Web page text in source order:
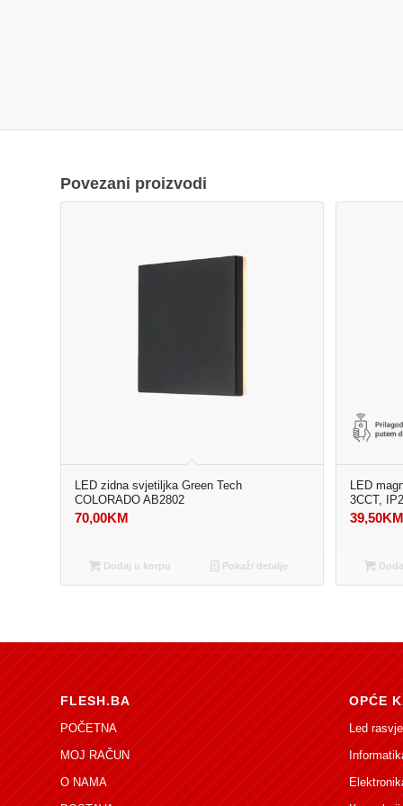
Povezani proizvodi
LED zidna svjetiljka Green Tech
COLORADO AB2802
70,00KM
Dodaj u korpu Pokaži detalje
LED
3CCT,
39,50KM
FLESH.BA
POČETNA
MOJ RAČUN
O NAMA
OPĆE
Led